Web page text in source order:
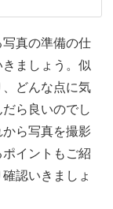
の生活の中でも
活用方法も、今
、ぜひ参考にし
真の準備の仕
ましょう。似
どんな点に気
ら良いのでし
ら写真を撮影
イントもご紹
認いきましょ